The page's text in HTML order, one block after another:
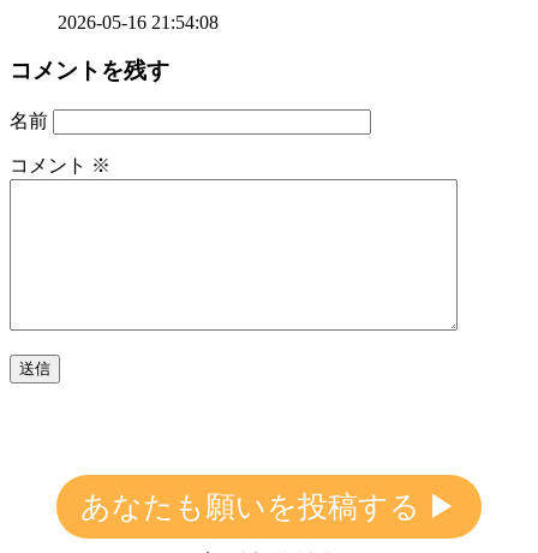
2026-05-16 21:54:08
コメントを残す
名前
コメント ※
あなたも願いを投稿する ▶